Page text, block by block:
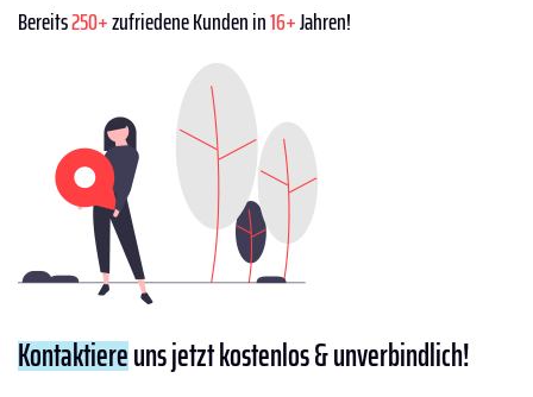
Bereits250+zufriedene Kunden in16+Jahren!
Kontaktiereuns jetzt kostenlos & unverbindlich!